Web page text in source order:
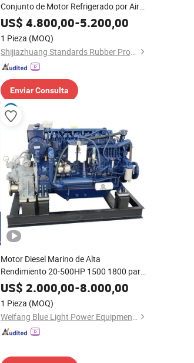
Conjunto de Motor Refrigerado por Aire
10/12cylinder 4stroke Motor Diesel
Turboalimentado para Deutz
US$ 4.800,00-5.200,00
1 Pieza (MOQ)
Shijiazhuang Standards Rubber Products Trading Co., Ltd.
Enviar Consulta
Motor Diesel Marino de Alta
Rendimiento 20-500HP 1500 1800 para
Weichai Ricardo Deutz
US$ 2.000,00-8.000,00
1 Pieza (MOQ)
Weifang Blue Light Power Equipment Co., Ltd